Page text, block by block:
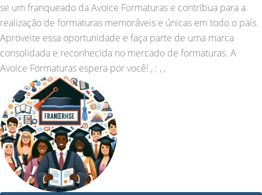
se um franqueado da Avoice Formaturas e contribua para a
realização de formaturas memoráveis e únicas em todo o país.
Aproveite essa oportunidade e faça parte de uma marca
consolidada e reconhecida no mercado de formaturas. A
Avoice Formaturas espera por você! , : , ,